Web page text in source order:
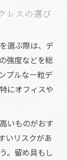
レスの選び
選ぶ際は、デ
強度などを総
プルな一粒デ
にオフィスや
いものがおす
いリスクがあ
。留め具もし